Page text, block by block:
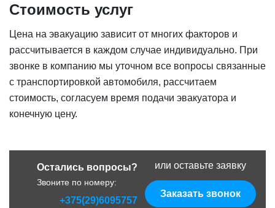
Стоимость услуг
Цена на эвакуацию зависит от многих факторов и
рассчитывается в каждом случае индивидуально. При
звонке в компанию мы уточном все вопросы связанные
с транспортировкой автомобиля, рассчитаем
стоимость, согласуем время подачи эвакуатора и
конечную цену.
Остались вопросы?
Звоните по номеру:
+375(29)6095757
или оставьте заявку
Заказать звонок